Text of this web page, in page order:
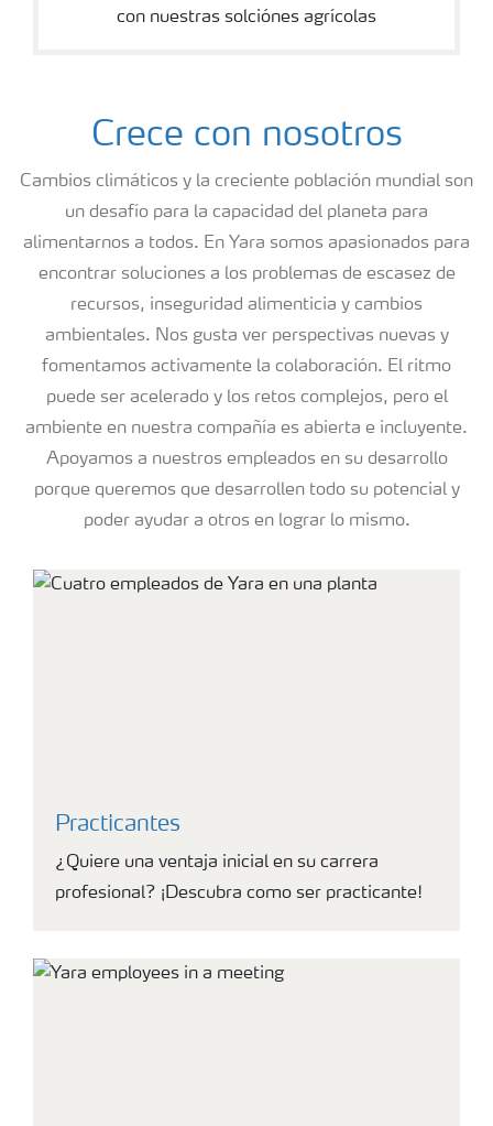
con nuestras solciónes agrícolas
Crece con nosotros
Cambios climáticos y la creciente población mundial son
un desafío para la capacidad del planeta para
alimentarnos a todos. En Yara somos apasionados para
encontrar soluciones a los problemas de escasez de
recursos, inseguridad alimenticia y cambios
ambientales. Nos gusta ver perspectivas nuevas y
fomentamos activamente la colaboración. El ritmo
puede ser acelerado y los retos complejos, pero el
ambiente en nuestra compañía es abierta e incluyente.
Apoyamos a nuestros empleados en su desarrollo
porque queremos que desarrollen todo su potencial y
poder ayudar a otros en lograr lo mismo.
Practicantes
¿Quiere una ventaja inicial en su carrera
profesional? ¡Descubra como ser practicante!